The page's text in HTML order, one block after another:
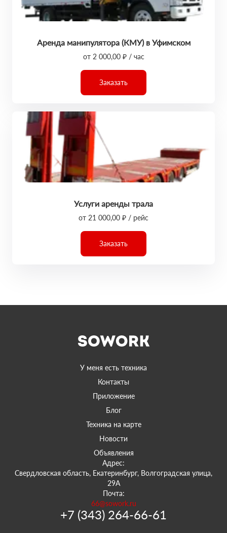
Аренда манипулятора (КМУ) в Уфимском
от 2 000,00 ₽ / час
Заказать
Услуги аренды трала
от 21 000,00 ₽ / рейс
Заказать
У меня есть техника
Контакты
Приложение
Блог
Техника на карте
Новости
Объявления
Адрес:
Свердловская область, Екатеринбург, Волгоградская улица,
29А
Почта:
66@sowork.ru
+7 (343) 264-66-61